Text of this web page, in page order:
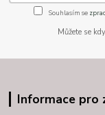
Souhlasím se
Můžete se
Informace pro